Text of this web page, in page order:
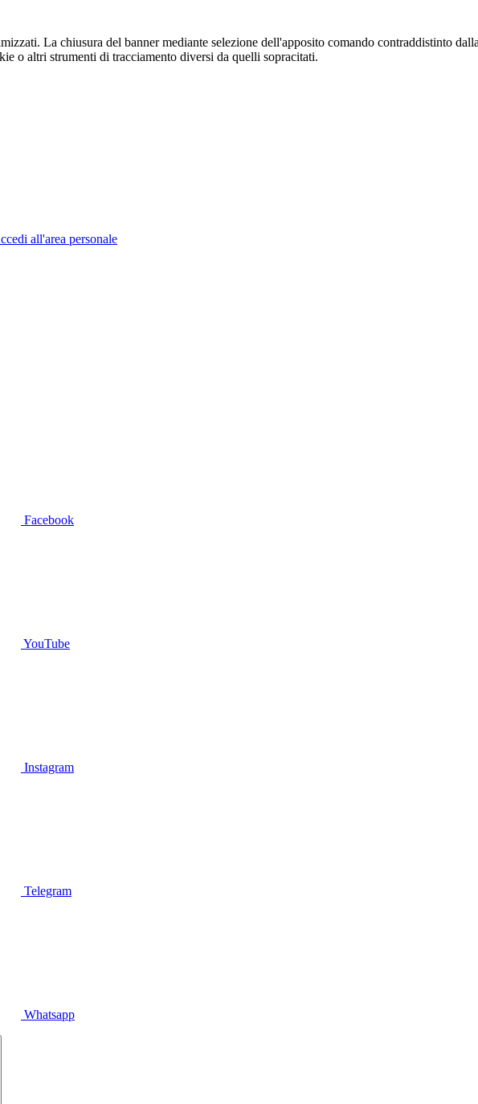
La chiusura del banner mediante selezione dell'apposito comando contraddistinto
o altri strumenti di tracciamento diversi da quelli sopracitati.
all'area personale
Facebook
YouTube
Instagram
Telegram
Whatsapp